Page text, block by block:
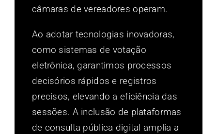
câmaras de vereadores operam.
Ao adotar tecnologias inovadoras,
como sistemas de votação
eletrônica, garantimos processos
decisórios rápidos e registros
precisos, elevando a eficiência das
sessões. A inclusão de plataformas
de consulta pública digital amplia a